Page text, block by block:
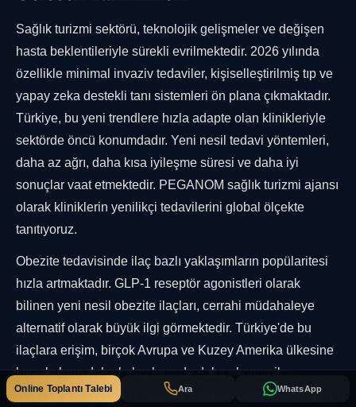
Sağlık turizmi sektörü, teknolojik gelişmeler ve değişen
hasta beklentileriyle sürekli evrilmektedir. 2026 yılında
özellikle minimal invaziv tedaviler, kişiselleştirilmiş tıp ve
yapay zeka destekli tanı sistemleri ön plana çıkmaktadır.
Türkiye, bu yeni trendlere hızla adapte olan klinikleriyle
sektörde öncü konumdadır. Yeni nesil tedavi yöntemleri,
daha az ağrı, daha kısa iyileşme süresi ve daha iyi
sonuçlar vaat etmektedir. PEGANOM sağlık turizmi ajansı
olarak kliniklerin yenilikçi tedavilerini global ölçekte
tanıtıyoruz.
Obezite tedavisinde ilaç bazlı yaklaşımların popülaritesi
hızla artmaktadır. GLP-1 reseptör agonistleri olarak
bilinen yeni nesil obezite ilaçları, cerrahi müdahaleye
alternatif olarak büyük ilgi görmektedir. Türkiye'de bu
ilaçlara erişim, birçok Avrupa ve Kuzey Amerika ülkesine
kıyasla hem daha kolay hem de daha ekonomik
olmaktadır. Bu durum, medikal obezite turizmi adıyla yeni
Ara WhatsApp
Online Toplantı Talebi